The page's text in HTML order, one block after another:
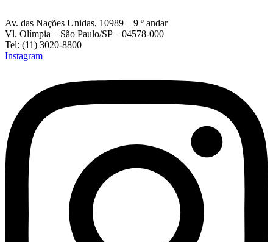
Av. das Nações Unidas, 10989 – 9 º andar
Vl. Olímpia – São Paulo/SP – 04578-000
Tel: (11) 3020-8800
Instagram